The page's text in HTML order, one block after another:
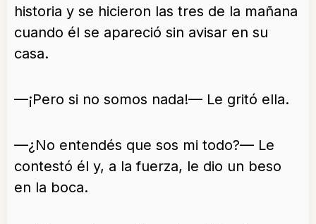
historia y se hicieron las tres de la mañana
cuando él se apareció sin avisar en su
casa.
—¡Pero si no somos nada!— Le gritó ella.
—¿No entendés que sos mi todo?— Le
contestó él y, a la fuerza, le dio un beso
en la boca.